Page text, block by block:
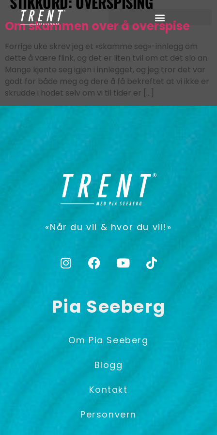
Om skammen over å overspise
Forrige uke skrev jeg et «skamme seg»-innlegg om
dette å være flink, og det er liten tvil om at det slo an.
Mange kjente seg igjen i innlegget, og jeg tror det var
godt for både meg og dere å få bekreftet at vi ikke er
skrudde i hodet selv om vi til tider er […]
«Når du vil & hvor du vil!»
Pia Seeberg
Om Pia Seeberg
Blogg
Kontakt
Personvern